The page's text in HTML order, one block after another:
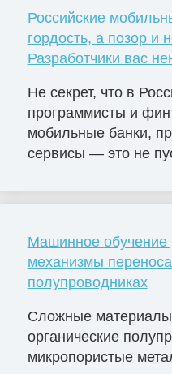
Российские
гордость, а позор и
Разработчики вас
Не секрет, что в
программисты и
мобильные банки,
сервисы — это не
Машинное обучение
механизмы
полупроводниках
Сложные
органические
микропористые